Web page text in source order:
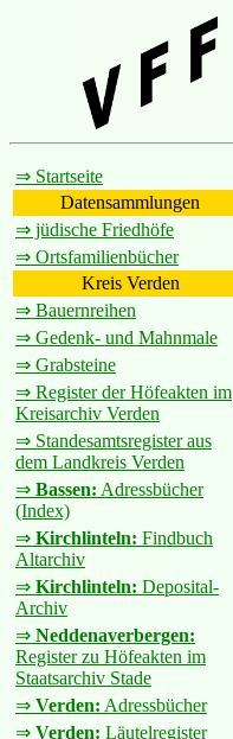
⇒ Startseite
Datensammlungen
⇒ jüdische Friedhöfe
⇒ Ortsfamilienbücher
Kreis Verden
⇒ Bauernreihen
⇒ Gedenk- und Mahnmale
⇒ Grabsteine
⇒ Register der Höfeakten im
Kreisarchiv Verden
⇒ Standesamtsregister aus
dem Landkreis Verden
⇒ Bassen: Adressbücher
(Index)
⇒ Kirchlinteln: Findbuch
Altarchiv
⇒ Kirchlinteln: Deposital-
Archiv
⇒ Neddenaverbergen:
Register zu Höfeakten im
Staatsarchiv Stade
⇒ Verden: Adressbücher
⇒ Verden: Läutelregister